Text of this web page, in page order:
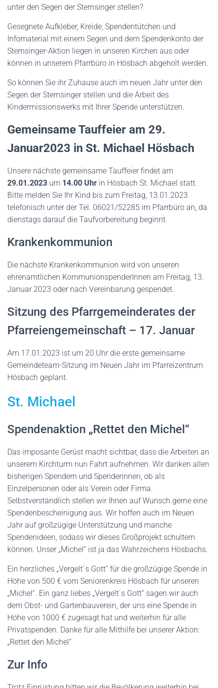
unter den Segen der Sternsinger stellen?
Gesegnete Aufkleber, Kreide, Spendentütchen und
Infomaterial mit einem Segen und dem Spendenkonto der
Sternsinger-Aktion liegen in unseren Kirchen aus oder
können in unserem Pfarrbüro in Hösbach abgeholt werden.
So können Sie ihr Zuhause auch im neuen Jahr unter den
Segen der Sternsinger stellen und die Arbeit des
Kindermissionswerks mit Ihrer Spende unterstützen.
GemeinsameTauffeier am 29.
Januar2023 in St. Michael Hösbach
Unsere nächste gemeinsame Tauffeier findet am
29.01.2023 um 14.00 Uhr in Hösbach St. Michael statt.
Bitte melden Sie Ihr Kind bis zum Freitag, 13.01.2023
telefonisch unter der Tel. 06021/52285 im Pfarrbüro an, da
dienstags darauf die Taufvorbereitung beginnt.
Krankenkommunion
Die nächste Krankenkommunion wird von unseren
ehrenamtlichen KommunionspenderInnen am Freitag, 13.
Januar 2023 oder nach Vereinbarung gespendet.
Sitzung des Pfarrgemeinderates der
Pfarreiengemeinschaft – 17. Januar
Am 17.01.2023 ist um 20 Uhr die erste gemeinsame
Gemeindeteam-Sitzung im Neuen Jahr im Pfarreizentrum
Hösbach geplant.
St. Michael
Spendenaktion „Rettet den Michel“
Das imposante Gerüst macht sichtbar, dass die Arbeiten an
unserem Kirchturm nun Fahrt aufnehmen. Wir danken allen
bisherigen Spendern und Spenderinnen, ob als
Einzelpersonen oder als Verein oder Firma.
Selbstverständlich stellen wir Ihnen auf Wunsch gerne eine
Spendenbescheinigung aus. Wir hoffen auch im Neuen
Jahr auf großzügige Unterstützung und manche
Spendenideen, sodass wir dieses Großprojekt schultern
können. Unser „Michel“ ist ja das Wahrzeichens Hösbachs.
Ein herzliches „Vergelt´s Gott“ für die großzügige Spende in
Höhe von 500 € vom Seniorenkreis Hösbach für unseren
„Michel“. Ein ganz liebes „Vergelt´s Gott“ sagen wir auch
dem Obst- und Gartenbauverein, der uns eine Spende in
Höhe von 1000 € zugesagt hat und weiterhin für alle
Privatspenden. Danke für alle Mithilfe bei unserer Aktion:
„Rettet den Michel“
Zur Info